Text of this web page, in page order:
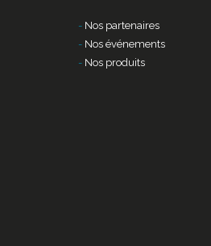
Nos partenaires
Nos événements
Nos produits